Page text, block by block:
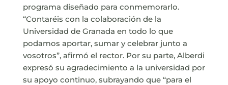
programa diseñado para conmemorarlo.
“Contaréis con la colaboración de la
Universidad de Granada en todo lo que
podamos aportar, sumar y celebrar junto a
vosotros”, afirmó el rector. Por su parte, Alberdi
expresó su agradecimiento a la universidad por
su apoyo continuo, subrayando que “para el